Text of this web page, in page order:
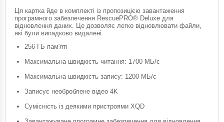
Ця картка йде в комплекті із пропозицією завантаження
програмного забезпечення RescuePRO® Deluxe для
відновлення даних. Це дозволяє легко відновлювати файли,
які були випадково видалені.
256 ГБ пам'яті
Максимальна швидкість читання: 1700 МБ/с
Максимальна швидкість запису: 1200 МБ/с
Записує необроблене відео 4K
Сумісність із деякими пристроями XQD